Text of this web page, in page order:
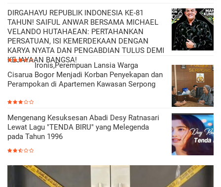
DIRGAHAYU REPUBLIK INDONESIA KE-81
TAHUN! SAIFUL ANWAR BERSAMA MICHAEL
VELANDO HUTAHAEAN: PERTAHANKAN
PERSATUAN, ISI KEMERDEKAAN DENGAN
KARYA NYATA DAN PENGABDIAN TULUS DEMI
KEJAYAAN BANGSA!
Ironis,Perempuan Lansia Warga
Cisarua Bogor Menjadi Korban Penyekapan dan
Perampokan di Apartemen Kawasan Serpong
Mengenang Kesuksesan Abadi Desy Ratnasari
Lewat Lagu "TENDA BIRU" yang Melegenda
pada Tahun 1996